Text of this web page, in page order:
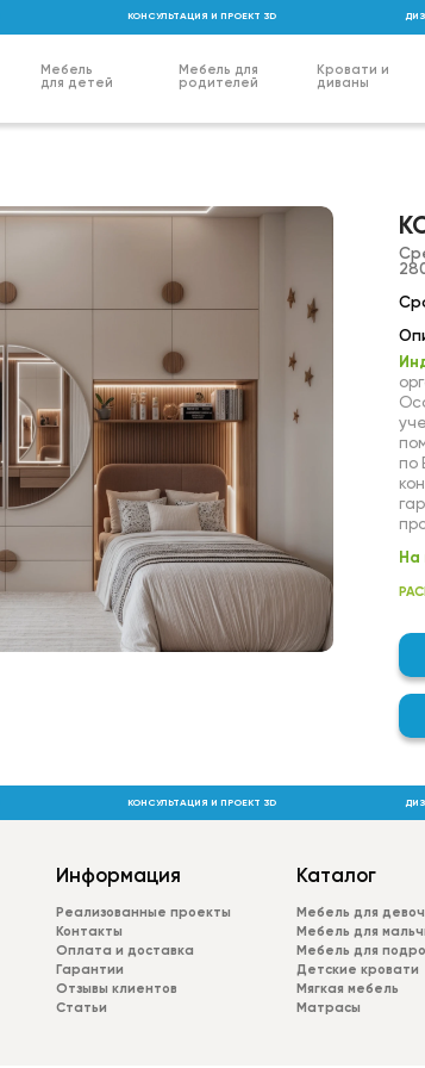
КОНСУЛЬТАЦИЯ И ПРОЕКТ 3D
Мебель
для детей
Мебель для
родителей
Кровати и
диваны
по
На
КОНСУЛЬТАЦИЯ И ПРОЕКТ 3D
Информация
Реализованные проекты
Контакты
Оплата и доставка
Гарантии
Отзывы клиентов
Статьи
Каталог
Мебель для
Мебель для
Мебель для
Детские кровати
Мягкая мебель
Матрасы